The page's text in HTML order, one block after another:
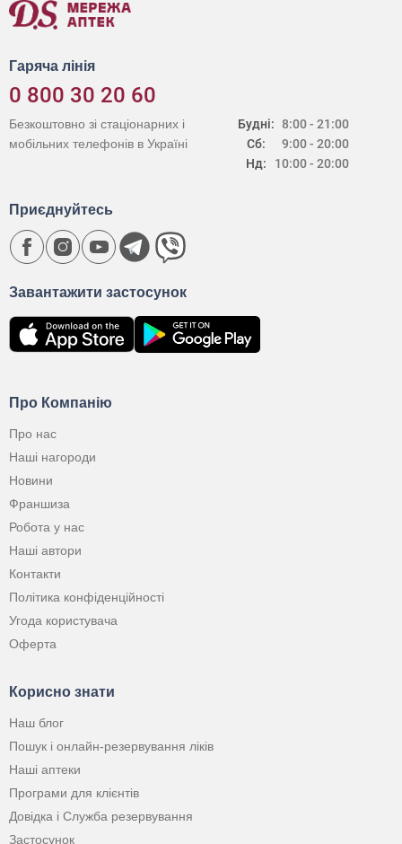
Гаряча лінія
0 800 30 20 60
Будні:
Сб:
Нд:
8:00 - 21:00
9:00 - 20:00
10:00 - 20:00
Безкоштовно зі стаціонарних і
мобільних телефонів в Україні
Про Компанію
Про нас
Наші нагороди
Новини
Франшиза
Робота у нас
Наші автори
Контакти
Політика конфіденційності
Угода користувача
Оферта
Корисно знати
Наш блог
Пошук і онлайн-резервування ліків
Наші аптеки
Програми для клієнтів
Довідка і Служба резервування
Застосунок
Завантажити застосунок
Приєднуйтесь